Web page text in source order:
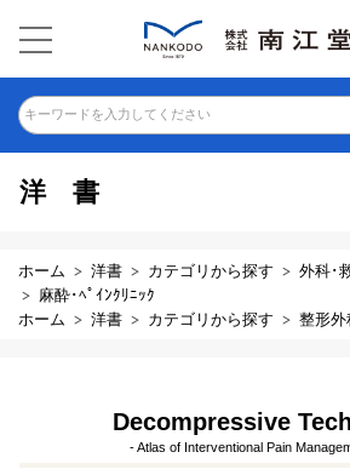
キーワードを入力してください
洋書
ホーム 洋書 カテゴリから探す
外科･
麻酔･ﾍﾟｲﾝｸﾘﾆｯｸ
ホーム
洋書 カテゴリから探す 整形外
Decompressive
- Atlas of Interventional Pain